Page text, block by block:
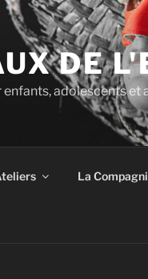
DE
adolescents et
La